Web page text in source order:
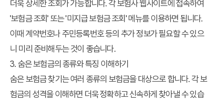
더욱 상세한 조회가 가능합니다. 각 보험사 웹사이트에 접속하여
'보험금 조회' 또는 '미지급 보험금 조회' 메뉴를 이용하면 됩니다.
이때 계약번호나 주민등록번호 등의 추가 정보가 필요할 수 있으
니 미리 준비해두는 것이 좋습니다.
3. 숨은 보험금의 종류와 특징 이해하기
숨은 보험금 찾기 는 여러 종류의 보험금을 대상으로 합니다. 각 보
험금의 성격을 이해하면 더욱 정확하고 신속하게 찾아낼 수 있습